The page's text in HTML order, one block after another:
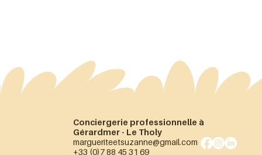
Conciergerie professionnelle à
Gérardmer - Le Tholy
margueriteetsuzanne@gmail.com
+33 (0)7 88 45 31 69